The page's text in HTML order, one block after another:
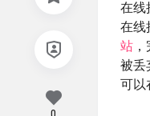
在线
在线
站
被丢
可以